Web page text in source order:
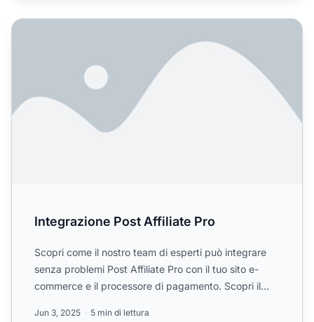
Integrazione Post Affiliate Pro
Integrazione Post Affiliate Pro
Scopri come il nostro team di esperti può integrare
senza problemi Post Affiliate Pro con il tuo sito e-
commerce e il processore di pagamento. Scopri il
Jun 3, 2025 5 min di lettura